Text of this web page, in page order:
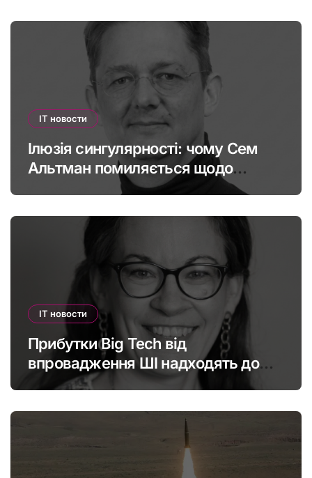
IT новости
Ілюзія сингулярності: чому Сем
Альтман помиляється щодо
штучного інтелекту
IT новости
Прибутки Big Tech від
впровадження ШІ надходять до
офшорів: як змінити глобальну